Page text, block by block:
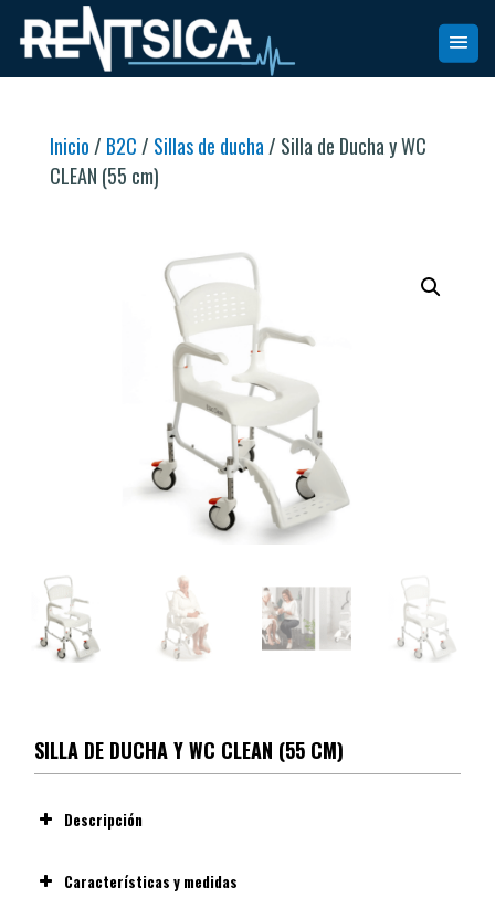
Inicio / B2C / Sillas de ducha / Silla de Ducha y WC
CLEAN (55 cm)
SILLA DE DUCHA Y WC CLEAN (55 CM)
Descripción
Características y medidas